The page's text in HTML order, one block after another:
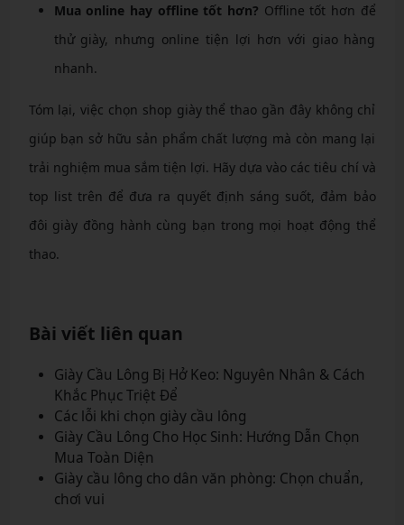
Mua online hay offline tốt hơn? Offline tốt hơn để
thử giày, nhưng online tiện lợi hơn với giao hàng
nhanh.
Tóm lại, việc chọn shop giày thể thao gần đây không chỉ
giúp bạn sở hữu sản phẩm chất lượng mà còn mang lại
trải nghiệm mua sắm tiện lợi. Hãy dựa vào các tiêu chí và
top list trên để đưa ra quyết định sáng suốt, đảm bảo
đôi giày đồng hành cùng bạn trong mọi hoạt động thể
thao.
Bài viết liên quan
Giày Cầu Lông Bị Hở Keo: Nguyên Nhân & Cách
Khắc Phục Triệt Để
Các lỗi khi chọn giày cầu lông
Giày Cầu Lông Cho Học Sinh: Hướng Dẫn Chọn
Mua Toàn Diện
Giày cầu lông cho dân văn phòng: Chọn chuẩn,
chơi vui